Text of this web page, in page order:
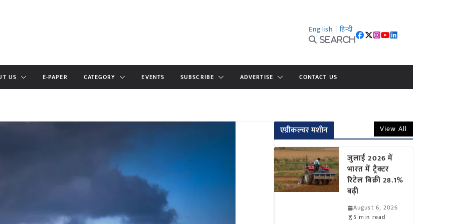
English | हिन्दी
Search
US E-PAPER CATEGORY EVENTS SUBSCRIBE ADVERTISE CONTACT US
एग्रीकल्चर मशीन View All
जुलाई 2026 में
भारत में ट्रैक्टर
रिटेल बिक्री 28.1%
बढ़ी
August 6, 2026
5 min read